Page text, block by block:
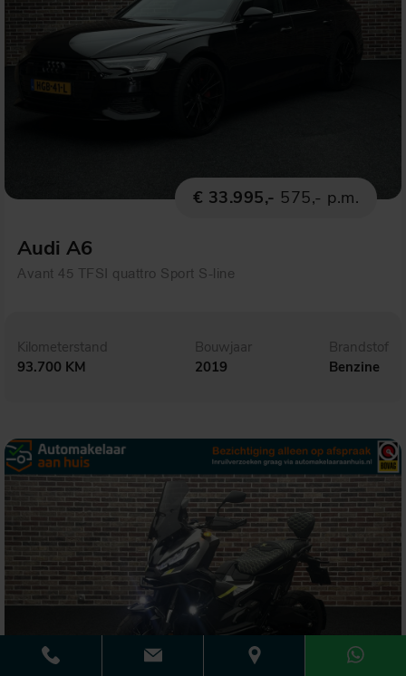
€ 33.995,- 575,- p.m.
Audi A6
Avant 45 TFSI quattro Sport S-line
Kilometerstand
93.700 KM
Bouwjaar
2019
Brandstof
Benzine